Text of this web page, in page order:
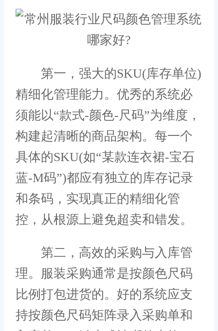
第一，强大的SKU(库存单位)
精细化管理能力。优秀的系统必
须能以“款式-颜色-尺码”为维度，
构建起清晰的商品架构。每一个
具体的SKU(如“某款连衣裙-宝石
蓝-M码”)都应有独立的库存记录
和条码，实现真正的精细化管
控，从根源上避免超卖和错发。
第二，高效的采购与入库管
理。服装采购通常是按颜色尺码
比例打包进货的。好的系统应支
持按颜色尺码矩阵录入采购单和